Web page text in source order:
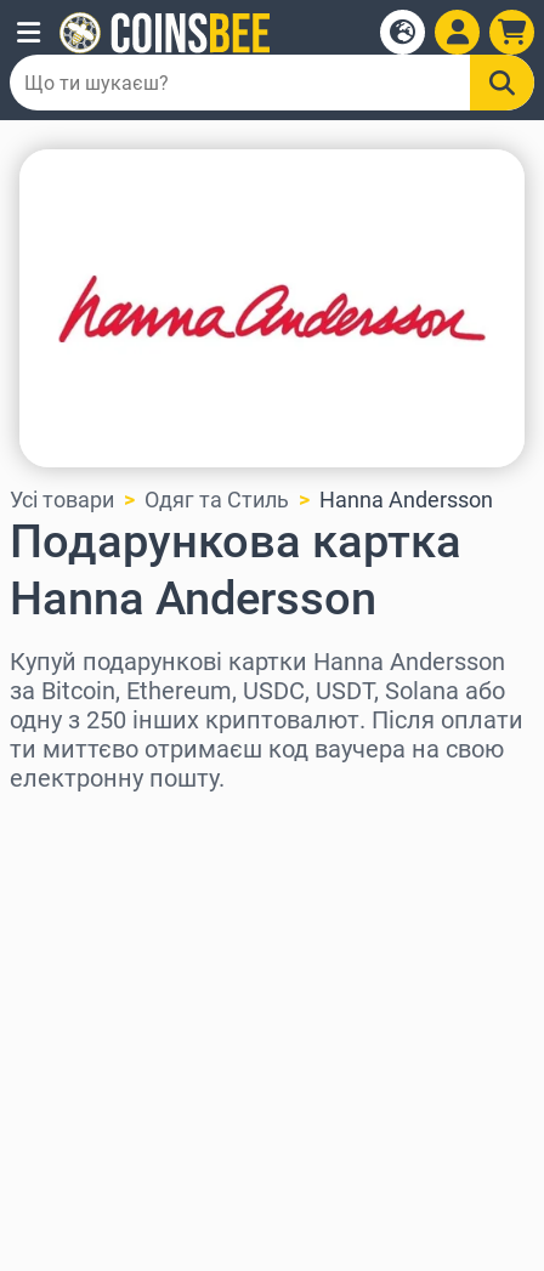
Усі товари Одяг та Стиль Hanna Andersson
Подарункова картка
Hanna Andersson
Купуй подарункові картки Hanna Andersson
за Bitcoin, Ethereum, USDC, USDT, Solana або
одну з 250 інших криптовалют. Після оплати
ти миттєво отримаєш код ваучера на свою
електронну пошту.